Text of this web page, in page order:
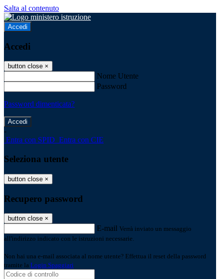
Salta al contenuto
Accedi
Accedi
button close ×
Nome Utente
Password
Password dimenticata?
-
Entra con SPID Entra con CIE
Seleziona utente
button close ×
Recupero password
button close ×
E-mail Verrà inviato un messaggio
all'indirizzo indicato con le istruzioni necessarie.
Non hai una e-mail associata al nome utente? Effettua il reset della password
tramite la Login Spaggiari